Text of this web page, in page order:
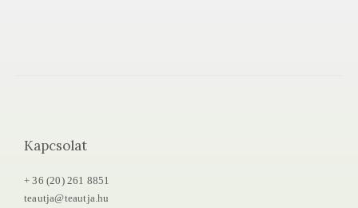
Kapcsolat
+ 36 (20) 261 8851
teautja@teautja.hu